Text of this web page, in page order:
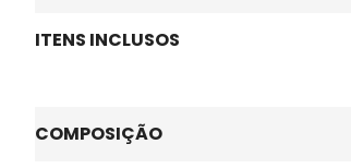
ITENS INCLUSOS
COMPOSIÇÃO